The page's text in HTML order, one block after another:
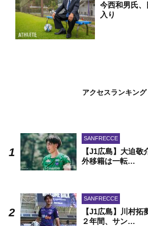
今西和男氏
入り
アクセスランキング
SANFRECCE
【J1広島】大迫
外移籍は一転…
SANFRECCE
【J1広島】川村
２年間、サン…